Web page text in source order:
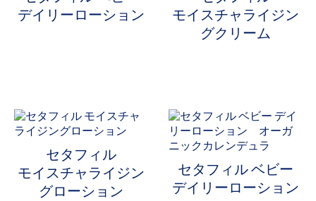
製品タイプから選ぶで絞り込み: 商品タイプから選ぶ
お悩みから選ぶ
シリーズから選ぶ
デイリーローション
モイスチャライジン
グクリーム
セタフィル
モイスチャライジン
グローション
セタフィル ベビー
デイリーローション